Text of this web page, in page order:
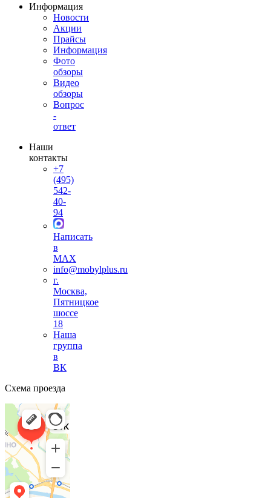
Информация
Новости
Акции
Прайсы
Информация
Фото
обзоры
Видео
обзоры
Вопрос
-
ответ
Наши
контакты
+7
(495)
542-
40-
94
Написать
в
MAX
info@mobylplus.ru
г.
Москва,
Пятницкое
шоссе
18
Наша
группа
в
ВК
Схема проезда